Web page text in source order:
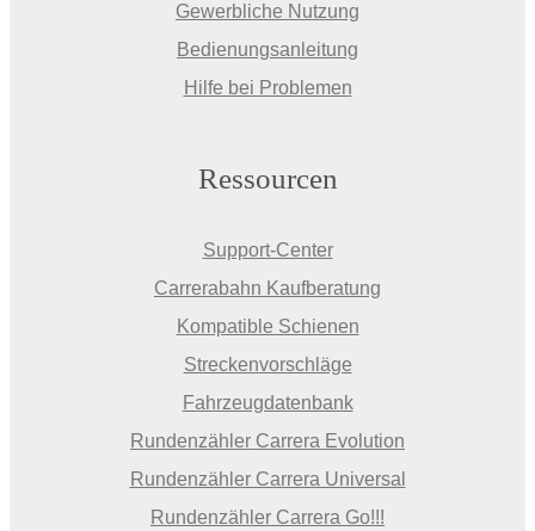
Gewerbliche Nutzung
Bedienungsanleitung
Hilfe bei Problemen
Ressourcen
Support-Center
Carrerabahn Kaufberatung
Kompatible Schienen
Streckenvorschläge
Fahrzeugdatenbank
Rundenzähler Carrera Evolution
Rundenzähler Carrera Universal
Rundenzähler Carrera Go!!!